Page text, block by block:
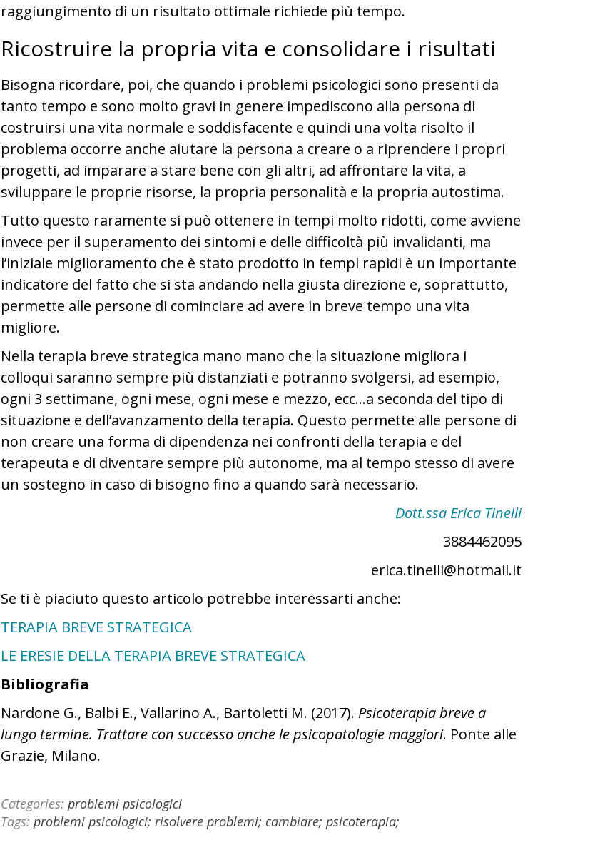
raggiungimento di un risultato ottimale richiede più tempo.
Ricostruire la propria vita e consolidare i risultati
Bisogna ricordare, poi, che quando i problemi psicologici sono presenti da
tanto tempo e sono molto gravi in genere impediscono alla persona di
costruirsi una vita normale e soddisfacente e quindi una volta risolto il
problema occorre anche aiutare la persona a creare o a riprendere i propri
progetti, ad imparare a stare bene con gli altri, ad affrontare la vita, a
sviluppare le proprie risorse, la propria personalità e la propria autostima.
Tutto questo raramente si può ottenere in tempi molto ridotti, come avviene
invece per il superamento dei sintomi e delle difficoltà più invalidanti, ma
l’iniziale miglioramento che è stato prodotto in tempi rapidi è un importante
indicatore del fatto che si sta andando nella giusta direzione e, soprattutto,
permette alle persone di cominciare ad avere in breve tempo una vita
migliore.
Nella terapia breve strategica mano mano che la situazione migliora i
colloqui saranno sempre più distanziati e potranno svolgersi, ad esempio,
ogni 3 settimane, ogni mese, ogni mese e mezzo, ecc…a seconda del tipo di
situazione e dell’avanzamento della terapia. Questo permette alle persone di
non creare una forma di dipendenza nei confronti della terapia e del
terapeuta e di diventare sempre più autonome, ma al tempo stesso di avere
un sostegno in caso di bisogno fino a quando sarà necessario.
Dott.ssa Erica Tinelli
3884462095
erica.tinelli@hotmail.it
Se ti è piaciuto questo articolo potrebbe interessarti anche:
TERAPIA BREVE STRATEGICA
LE ERESIE DELLA TERAPIA BREVE STRATEGICA
Bibliografia
Nardone G., Balbi E., Vallarino A., Bartoletti M. (2017). Psicoterapia breve a
lungo termine. Trattare con successo anche le psicopatologie maggiori. Ponte alle
Grazie, Milano.
Categories: problemi psicologici
Tags: problemi psicologici; risolvere problemi; cambiare; psicoterapia;